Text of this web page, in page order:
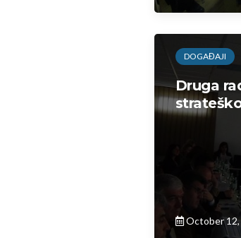
DOGAĐAJI
Druga
October 12,